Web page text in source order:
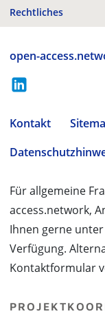
Rechtliches
open-
Kontakt
Für allgemeine
access.network,
Ihnen gerne unter
Verfügung.
Kontaktformular